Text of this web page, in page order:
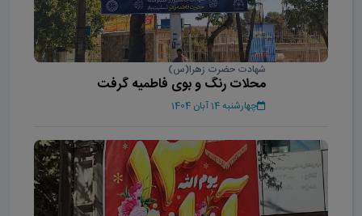
شهادت حضرت زهرا(س)
محلات رنگ و بوی فاطمیه گرفت
چهارشنبه 14 آبان 1404